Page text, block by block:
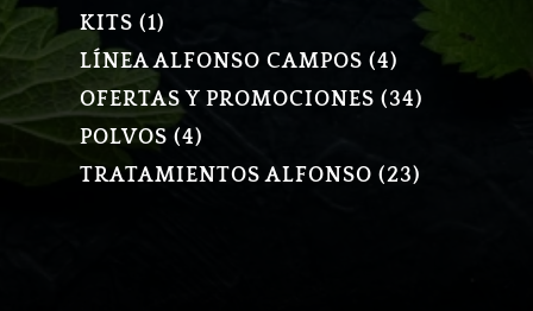
KITS 11
PRODUCTO
LÍNEA ALFONSO CAMPOS 44
PRODUCTOS
OFERTAS Y PROMOCIONES 3434
POLVOS 44
PRODUCTOS
TRATAMIENTOS ALFONSO 2323